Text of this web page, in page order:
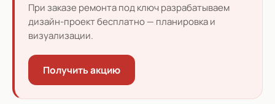
При заказе ремонта под ключ разрабатываем
дизайн-проект бесплатно — планировка и
визуализации.
Получить акцию